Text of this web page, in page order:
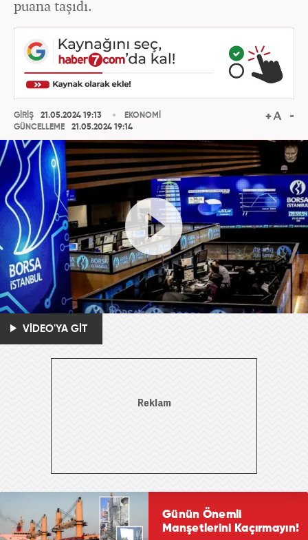
puana taşıdı.
GİRİŞ
21.05.2024 19:13
GÜNCELLEME
21.05.2024 19:14
EKONOMİ
VİDEO'YA GİT